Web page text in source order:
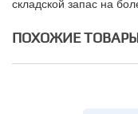
складской запас на
ПОХОЖИЕ